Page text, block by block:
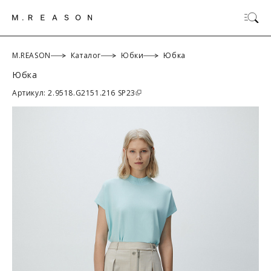
M.REASON Каталог Юбки Юбка
Юбка
Артикул: 2.9518.G2151.216 SP23